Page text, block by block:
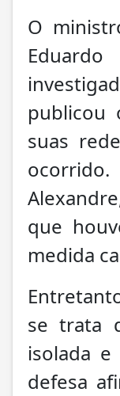
O
publicou
suas
que
medida
se trata
isolada
defesa